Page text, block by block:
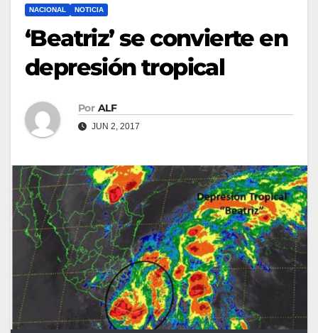
NACIONAL NOTICIA
‘Beatriz’ se convierte en
depresión tropical
Por ALF
JUN 2, 2017